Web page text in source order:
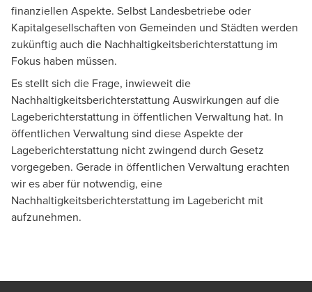
finanziellen Aspekte. Selbst Landesbetriebe oder
Kapitalgesellschaften von Gemeinden und Städten werden
zukünftig auch die Nachhaltigkeitsberichterstattung im
Fokus haben müssen.
Es stellt sich die Frage, inwieweit die
Nachhaltigkeitsberichterstattung Auswirkungen auf die
Lageberichterstattung in öffentlichen Verwaltung hat. In
öffentlichen Verwaltung sind diese Aspekte der
Lageberichterstattung nicht zwingend durch Gesetz
vorgegeben. Gerade in öffentlichen Verwaltung erachten
wir es aber für notwendig, eine
Nachhaltigkeitsberichterstattung im Lagebericht mit
aufzunehmen.